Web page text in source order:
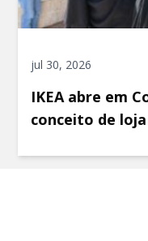
jul 30, 2026
IKEA abre em
conceito de